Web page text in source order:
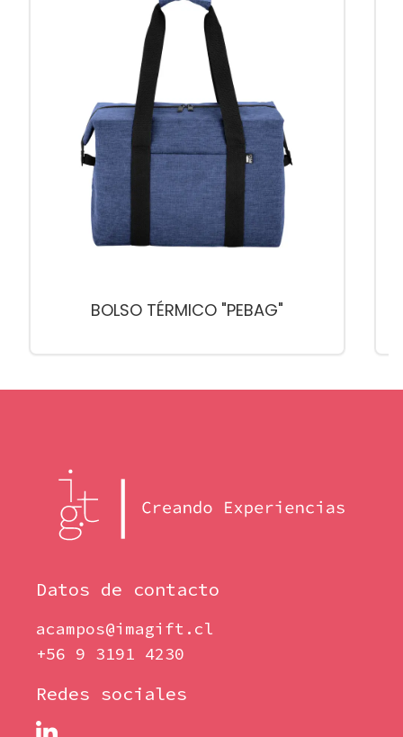
BOLSO TÉRMICO "PEBAG"
Datos de contacto
acampos@imagift.cl
+56 9 3191 4230
Redes sociales